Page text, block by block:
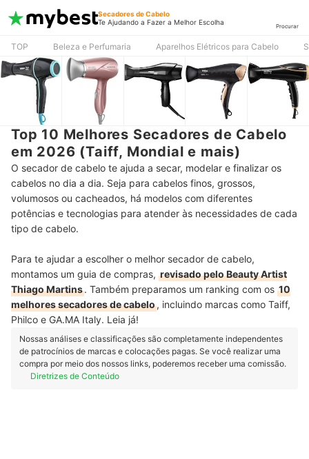
Secadores de Cabelo
Te Ajudando a Fazer a Melhor Escolha
Procurar
TOP Beleza e Perfumaria Aparelhos Elétricos para Cabelo
Top 10 Melhores Secadores de Cabelo
em 2026 (Taiff, Mondial e mais)
O secador de cabelo te ajuda a secar, modelar e finalizar os
cabelos no dia a dia. Seja para cabelos finos, grossos,
volumosos ou cacheados, há modelos com diferentes
potências e tecnologias para atender às necessidades de cada
tipo de cabelo.
Para te ajudar a escolher o melhor secador de cabelo,
montamos um guia de compras, revisado pelo Beauty Artist
Thiago Martins. Também preparamos um ranking com os 10
melhores secadores de cabelo, incluindo marcas como Taiff,
Philco e GA.MA Italy. Leia já!
Nossas análises e classificações são completamente independentes
de patrocínios de marcas e colocações pagas. Se você realizar uma
compra por meio dos nossos links, poderemos receber uma comissão.
Diretrizes de Conteúdo